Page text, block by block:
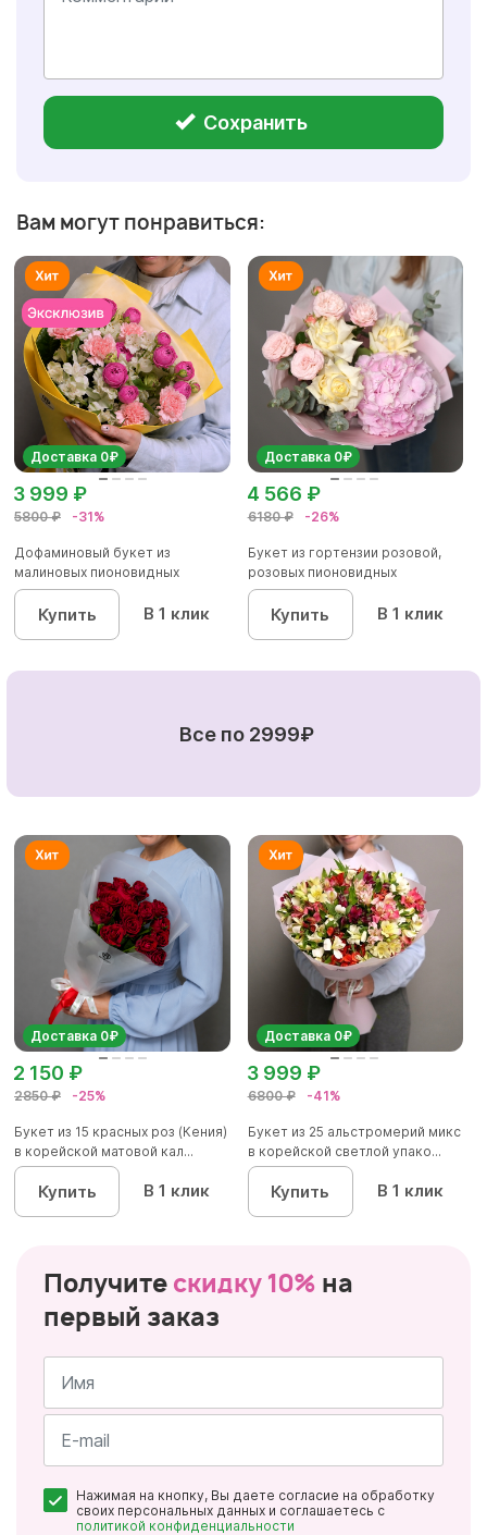
Сохранить
Вам могут понравиться:
Доставка 0₽
5800 ₽ -31%
3 999 ₽
Дофаминовый букет из
малиновых пионовидных
кустовых роз...
Купить В 1 клик
Доставка 0₽
6180 ₽ -26%
4 566 ₽
Букет из гортензии розовой,
розовых пионовидных
кустовы...
Купить В 1 клик
Все по 2999₽
Доставка 0₽
2850 ₽ -25%
2 150 ₽
Букет из 15 красных роз (Кения)
в корейской матовой кал...
Купить В 1 клик
Доставка 0₽
6800 ₽ -41%
3 999 ₽
Букет из 25 альстромерий микс
в корейской светлой упако...
Купить В 1 клик
Получите скидку 10% на
первый заказ
Имя
*
Нажимая на кнопку, Вы даете согласие на обработку
своих персональных данных и соглашаетесь с
политикой конфиденциальности